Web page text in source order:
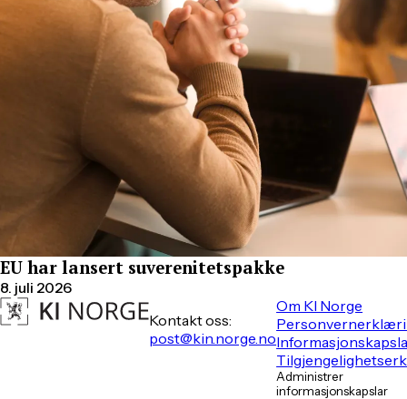
EU har lansert suverenitetspakke
8. juli 2026
Kontakt oss:
post@kin.norge.no
Om KI Norge
Administrer
informasjonskapslar